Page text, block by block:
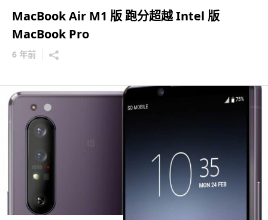
MacBook Air M1 版 跑分超越 Intel 版
MacBook Pro
6 年前